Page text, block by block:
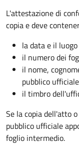
L'attestazione di
copia e deve
la data e il
il numero dei
il nome,
pubblico
il timbro
Se la copia dell'atto
pubblico ufficiale
foglio intermedio.